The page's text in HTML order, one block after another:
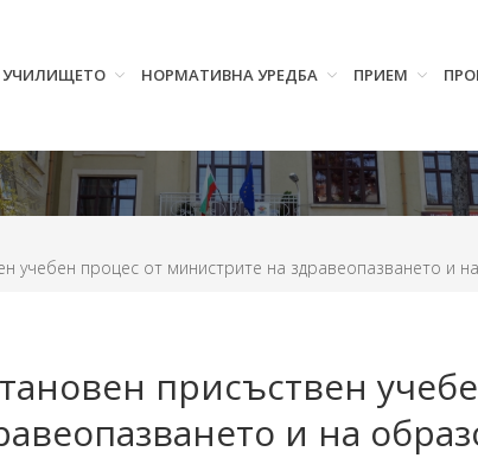
УЧИЛИЩЕТО НОРМАТИВНА УРЕДБА ПРИЕМ
учебен процес от министрите на здравеопазването и
присъствен
и на